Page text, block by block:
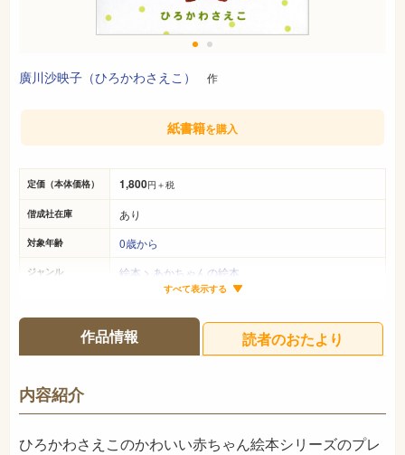
廣川沙映子（ひろかわさえこ） 作
定価（本体価格） 1,800円＋税
偕成社在庫 あり
対象年齢 0歳から
ジャンル 絵本 > あかちゃんの絵本
各14ページ
ISBN 978-4-03-102932-2
NDC
発売日 2015年10月
すべて表示する
紙書籍を購入
作品情報 読者のおたより
内容紹介
ひろかわさえこのかわいい赤ちゃん絵本シリーズのプレ